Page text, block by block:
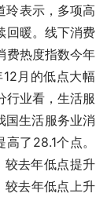
玲表示，多项高
回暖。线下消费
费热度指数今年
月的低点大幅
行业看，生活服
国生活服务业消
了28.1个点。
较去年低点提升
较去年低点上升